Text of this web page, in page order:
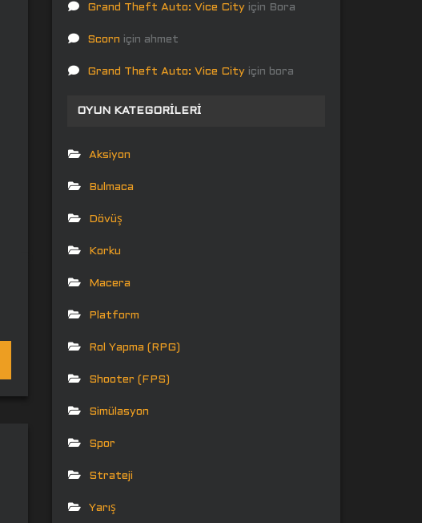
Grand Theft Auto: Vice City için Bora
Scorn için ahmet
Grand Theft Auto: Vice City için bora
OYUN KATEGORILERI
Aksiyon
Bulmaca
Dövüş
Korku
Macera
Platform
Rol Yapma (RPG)
Shooter (FPS)
Simülasyon
Spor
Strateji
Yarış